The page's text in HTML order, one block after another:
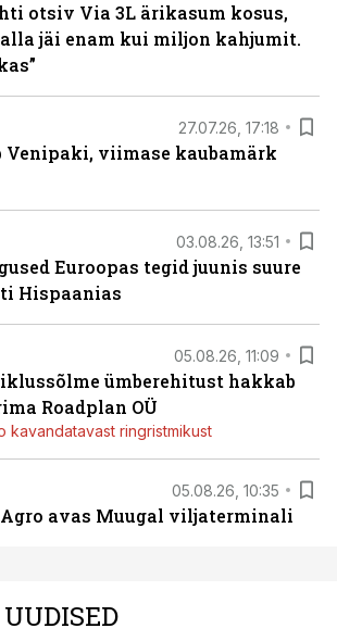
otsiv Via 3L ärikasum kosus,
alla jäi enam kui miljon kahjumit.
27.07.26, 17:18
Venipaki, viimase kaubamärk
03.08.26, 13:51
Euroopas tegid juunis suure
Hispaanias
05.08.26, 11:09
ümberehitust hakkab
Roadplan OÜ
kavandatavast ringristmikust
05.08.26, 10:35
avas Muugal viljaterminali